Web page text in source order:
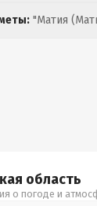
"Матия
область
о погоде и